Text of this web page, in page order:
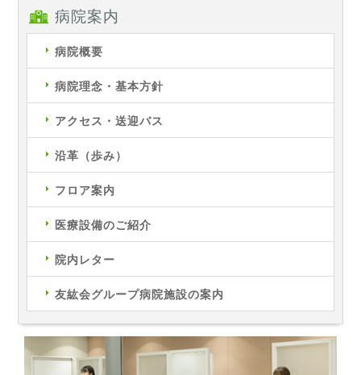
病院案内
病院概要
病院理念・基本方針
アクセス・送迎バス
沿革（歩み）
フロア案内
医療設備のご紹介
院内レター
友紘会グループ病院施設の案内